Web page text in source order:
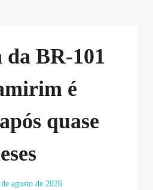
da BR-101
é
quase
agosto de 2026